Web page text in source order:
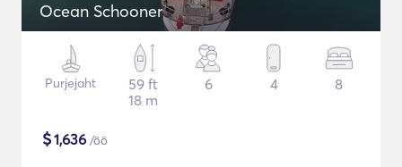
Ocean Schooner
Purjejaht
59 ft
18 m
6 4 8
$1,636 /öö